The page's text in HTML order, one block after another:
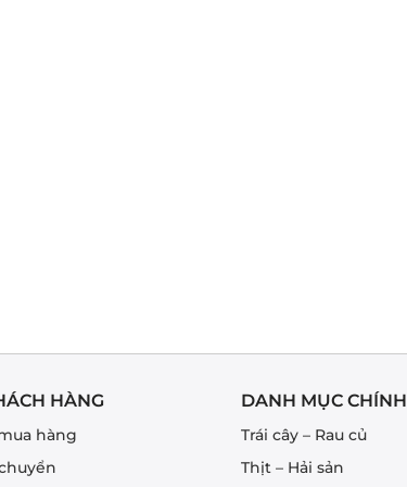
HÀNG
hàng
DANH MỤC CHÍNH
Trái cây – Rau củ
Thịt – Hải sản